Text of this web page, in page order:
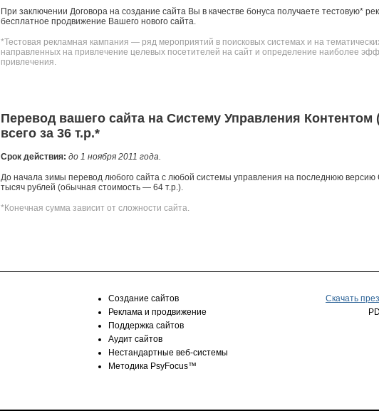
При заключении Договора на создание сайта Вы в качестве бонуса получаете тестовую*
бесплатное продвижение Вашего нового сайта.
*Тестовая рекламная кампания — ряд мероприятий в поисковых системах и на
направленных на привлечение целевых посетителей на сайт и определение наиболее
привлечения.
Перевод вашего сайта на Систему Управления Контентом
всего за 36 т.р.*
Срок действия: до 1 ноября 2011 года.
До начала зимы перевод любого сайта с любой системы управления на последнюю версию
тысяч рублей (обычная стоимость — 64 т.р.).
*Конечная сумма зависит от сложности сайта.
Создание сайтов
Реклама и продвижение
Поддержка сайтов
Аудит сайтов
Нестандартные веб-системы
Методика PsyFocus™
Скачать